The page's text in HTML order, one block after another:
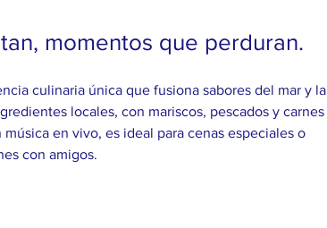
momentos que perduran.
culinaria única que fusiona sabores del mar y la
locales, con mariscos, pescados y carnes
en vivo, es ideal para cenas especiales o
con amigos.